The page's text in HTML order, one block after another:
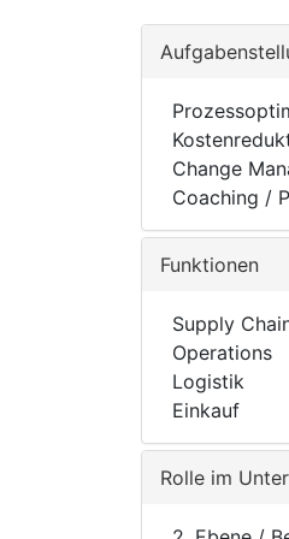
Change
Coaching /
Funktionen
Supply
Operations
Logistik
Einkauf
Rolle im